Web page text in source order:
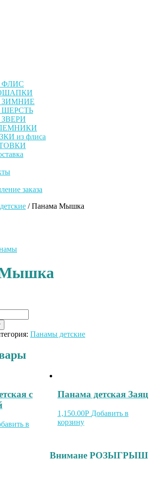
ФЛИС
ЗИМНИЕ
ШЕРСТЬ
ЗВЕРИ
из флиса
заказа
/ Панама Мышка
Панамы детские
с
в
Панама детская Заяц
1,150.00Р Добавить в
корзину
Внимане РОЗЫГРЫШ